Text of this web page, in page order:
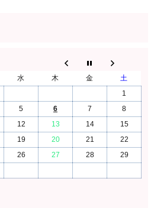
水 木 金
土
1
5 6 7
8
12 13 14
15
19 20 21
22
26 27 28
29